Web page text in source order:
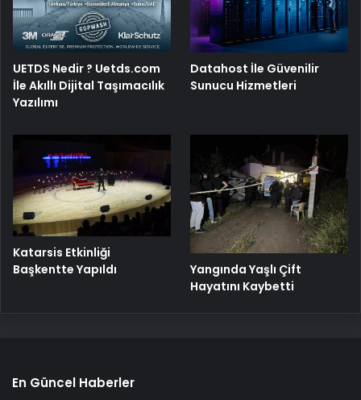
UETDS Nedir ? Uetds.com
İle Akıllı Dijital Taşımacılık
Yazılımı
Datahost İle Güvenilir
Sunucu Hizmetleri
Katarsis Etkinliği
Başkentte Yapıldı
Yangında Yaşlı Çift
Hayatını Kaybetti
En Güncel Haberler